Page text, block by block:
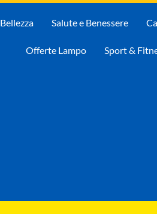
Bellezza Salute e Benessere
Offerte Lampo Sport &